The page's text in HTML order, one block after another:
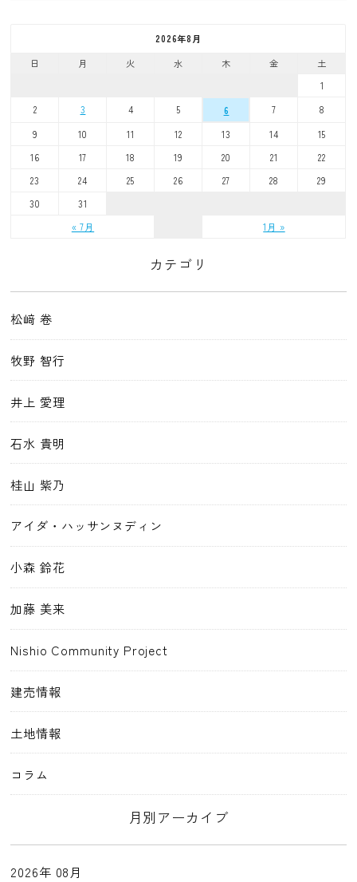
2026年8月
日
月 火 水 木 金 土
« 7月 1月 »
1
2
3 4 5 6 7
8
9
10 11 12 13 14
15
16
17 18 19 20 21
22
23
24 25 26 27 28
29
30
31
カテゴリ
松﨑 卷
牧野 智行
井上 愛理
石水 貴明
桂山 紫乃
アイダ・ハッサンヌディン
小森 鈴花
加藤 美来
Nishio Community Project
建売情報
土地情報
コラム
月別アーカイブ
2026年 08月